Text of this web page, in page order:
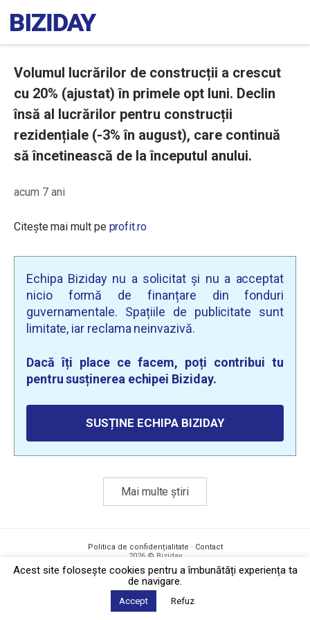
Volumul lucrărilor de construcții a crescut
cu 20% (ajustat) în primele opt luni. Declin
însă al lucrărilor pentru construcții
rezidențiale (-3% în august), care continuă
să încetinească de la începutul anului.
acum 7 ani
Citește mai mult pe profit.ro
Echipa Biziday nu a solicitat și nu a acceptat
nicio formă de finanțare din fonduri
guvernamentale. Spațiile de publicitate sunt
limitate, iar reclama neinvazivă.
Dacă îți place ce facem, poți contribui tu
pentru susținerea echipei Biziday.
SUSȚINE ECHIPA BIZIDAY
Mai multe știri
Politica de confidențialitate · Contact
2026 © Biziday
Acest site foloseşte cookies pentru a îmbunătăți experiența ta
de navigare.
Accept Refuz